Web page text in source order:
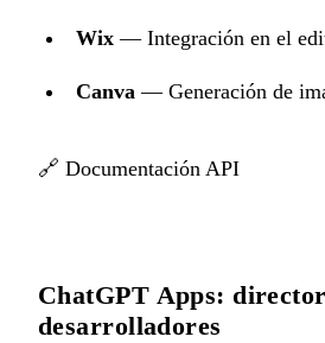
Wix — Integración en el
Canva — Generación de
🔗 Documentación API
ChatGPT Apps:
desarrolladores